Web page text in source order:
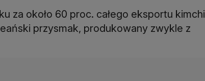
za około 60 proc. całego eksportu kimchi
przysmak, produkowany zwykle z